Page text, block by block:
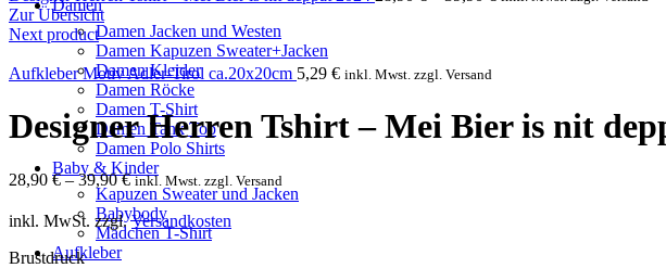
Damen
Damen Jacken und Westen
Damen Kapuzen Sweater+Jacken
Damen Kleider
Damen Röcke
Damen T-Shirt
Damen Tank Top
Damen Polo Shirts
Baby & Kinder
Kapuzen Sweater und Jacken
Babybody
Mädchen T-Shirt
Aufkleber
Zur Übersicht
Next product
Aufkleber Motiv Adler-Tirol ca.20x20cm 5,29 € inkl. Mwst. zzgl. Versand
Designer Herren Tshirt – Mei Bier is nit
28,90 €–39,90€ inkl. Mwst. zzgl. Versand
inkl. MwSt. zzgl.Versandkosten
Brustdruck